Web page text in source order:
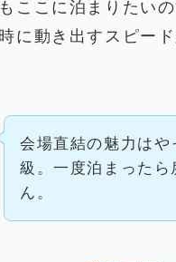
ここに泊まりたい
に動き出すスピー
会場直結の魅力はや
級。一度泊まったら
ん。